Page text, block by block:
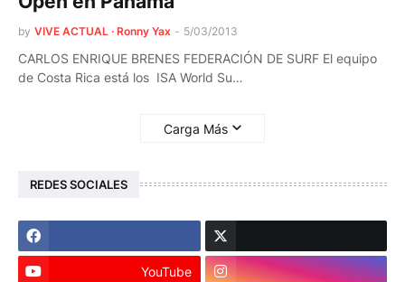
by VIVE ACTUAL · Ronny Yax - 5/03/2013
CARLOS ENRIQUE BRENES FEDERACIÓN DE SURF El equipo
de Costa Rica está los ISA World Su…
Carga Más
REDES SOCIALES
YouTube